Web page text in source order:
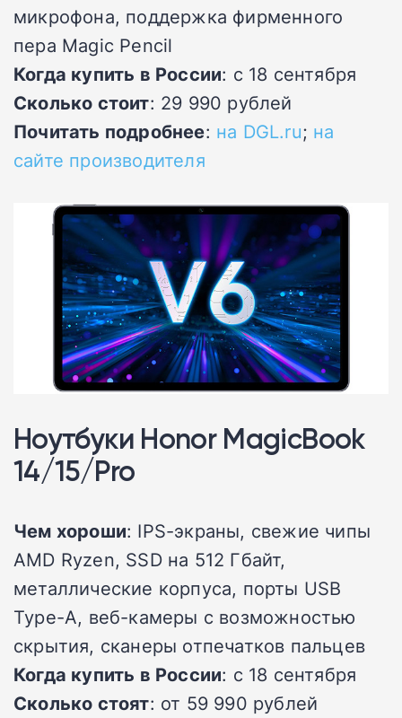
микрофона, поддержка фирменного
пера Magic Pencil
Когда купить в России: с 18 сентября
Сколько стоит: 29 990 рублей
Почитать подробнее: на DGL.ru; на
сайте производителя
Ноутбуки Honor MagicBook
14/15/Pro
Чем хороши: IPS-экраны, свежие чипы
AMD Ryzen, SSD на 512 Гбайт,
металлические корпуса, порты USB
Type-A, веб-камеры с возможностью
скрытия, сканеры отпечатков пальцев
Когда купить в России: с 18 сентября
Сколько стоят: от 59 990 рублей